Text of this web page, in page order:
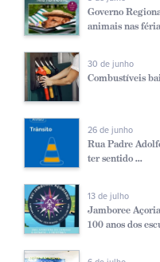
Governo
animais nas
30 de junho
Combustíveis
26 de junho
Rua Padre
ter sentido ...
13 de julho
Jamboree
100 anos dos